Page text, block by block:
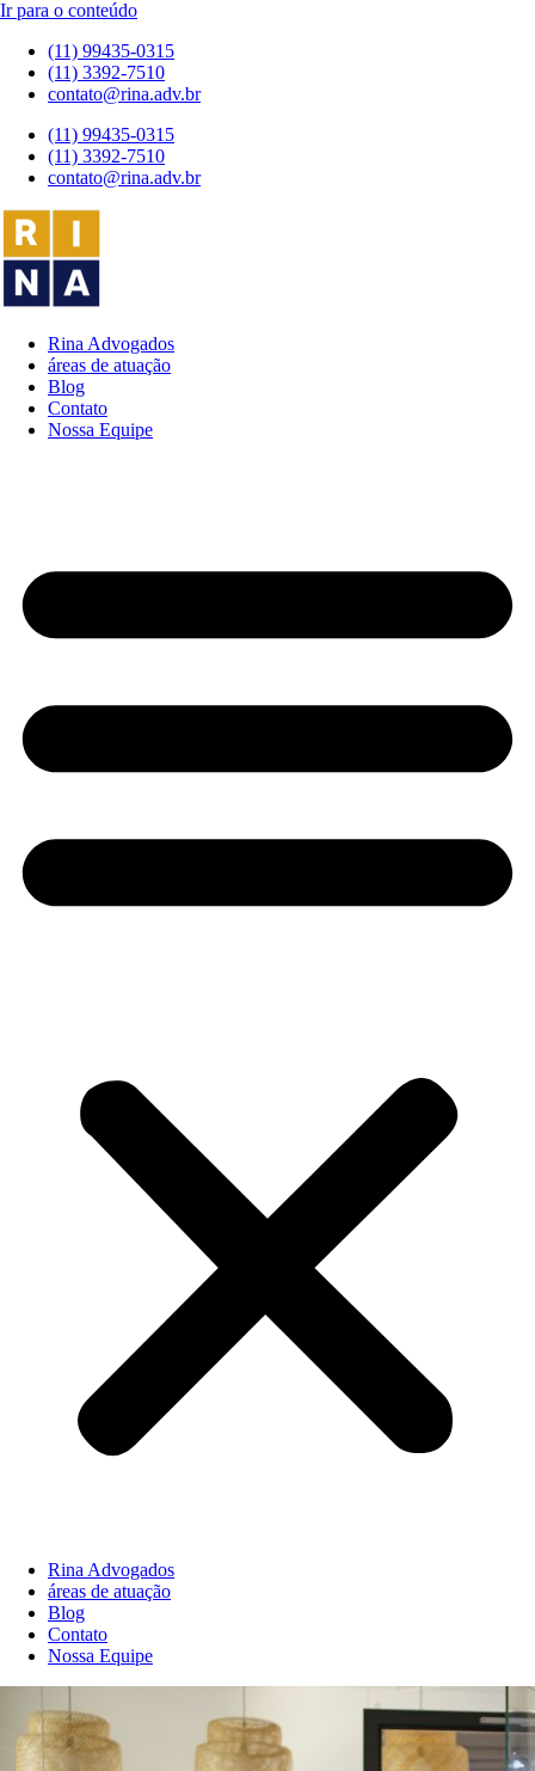
Ir para o conteúdo
(11) 99435-0315
(11) 3392-7510
contato@rina.adv.br
(11) 99435-0315
(11) 3392-7510
contato@rina.adv.br
Rina Advogados
áreas de atuação
Blog
Contato
Nossa Equipe
Rina Advogados
áreas de atuação
Blog
Contato
Nossa Equipe